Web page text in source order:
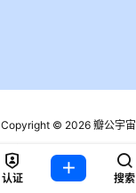
Copyright © 2026 瓣公宇宙
粤ICP备2021076721号
查询 3 次，耗时 0.2167 秒
认证 搜索